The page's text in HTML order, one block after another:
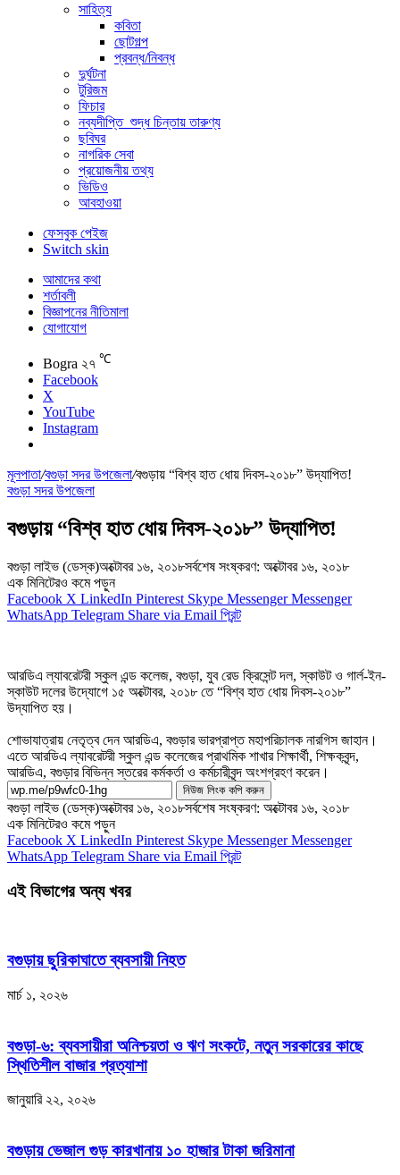
সাহিত্য
কবিতা
ছোটগল্প
প্রবন্ধ/নিবন্ধ
দুর্ঘটনা
টুরিজম
ফিচার
নব্যদীপ্তি_শুদ্ধ চিন্তায় তারুণ্য
ছবিঘর
নাগরিক সেবা
প্রয়োজনীয় তথ্য
ভিডিও
আবহাওয়া
ফেসবুক পেইজ
Switch skin
আমাদের কথা
শর্তাবলী
বিজ্ঞাপনের নীতিমালা
যোগাযোগ
Bogra ২৭ ℃
Facebook
X
YouTube
Instagram
মূলপাতা/বগুড়া সদর উপজেলা/বগুড়ায় “বিশ্ব হাত ধোয় দিবস-২০১৮” উদ্‌যাপিত!
বগুড়া সদর উপজেলা
বগুড়ায় “বিশ্ব হাত ধোয় দিবস-২০১৮” উদ্‌যাপিত!
বগুড়া লাইভ (ডেস্ক)অক্টোবর ১৬, ২০১৮সর্বশেষ সংষ্করণ: অক্টোবর ১৬, ২০১৮
এক মিনিটেরও কমে পড়ুন
Facebook X LinkedIn Pinterest Skype Messenger Messenger
WhatsApp Telegram Share via Email প্রিন্ট
আরডিএ ল্যাবরেটরী স্কুল এন্ড কলেজ, বগুড়া, যুব রেড ক্রিসেন্ট দল, স্কাউট ও গার্ল-ইন-
স্কাউট দলের উদ্যোগে ১৫ অক্টোবর, ২০১৮ তে “বিশ্ব হাত ধোয় দিবস-২০১৮”
উদ্যাপিত হয়।
শোভাযাত্রায় নেতৃত্ব দেন আরডিএ, বগুড়ার ভারপ্রাপ্ত মহাপরিচালক নারগিস জাহান।
এতে আরডিএ ল্যাবরেটরী স্কুল এন্ড কলেজের প্রাথমিক শাখার শিক্ষার্থী, শিক্ষকবৃন্দ,
আরডিএ, বগুড়ার বিভিন্ন স্তরের কর্মকর্তা ও কর্মচারীবৃন্দ অংশগ্রহণ করেন।
নিউজ লিংক কপি করুন
বগুড়া লাইভ (ডেস্ক)অক্টোবর ১৬, ২০১৮সর্বশেষ সংষ্করণ: অক্টোবর ১৬, ২০১৮
এক মিনিটেরও কমে পড়ুন
Facebook X LinkedIn Pinterest Skype Messenger Messenger
WhatsApp Telegram Share via Email প্রিন্ট
এই বিভাগের অন্য খবর
বগুড়ায় ছুরিকাঘাতে ব্যবসায়ী নিহত
মার্চ ১, ২০২৬
বগুড়া-৬: ব্যবসায়ীরা অনিশ্চয়তা ও ঋণ সংকটে, নতুন সরকারের কাছে
স্থিতিশীল বাজার প্রত্যাশা
জানুয়ারি ২২, ২০২৬
বগুড়ায় ভেজাল গুড় কারখানায় ১০ হাজার টাকা জরিমানা